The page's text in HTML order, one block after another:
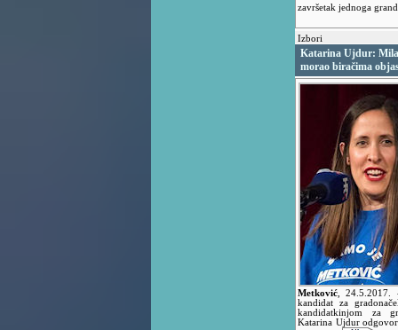
završetak jednoga
Izbori
Katarina Ujdur:
morao biračima
Metković ,24.5.2017.
kandidat za
kandidatkinjom za
Katarina Ujdur